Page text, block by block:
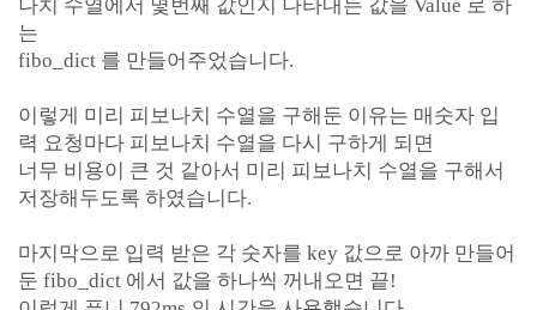
나치 수열에서 몇번째 값인지 나타내는 값을 Value 로 하
는
fibo_dict 를 만들어주었습니다.
이렇게 미리 피보나치 수열을 구해둔 이유는 매숫자 입
력 요청마다 피보나치 수열을 다시 구하게 되면
너무 비용이 큰 것 같아서 미리 피보나치 수열을 구해서
저장해두도록 하였습니다.
마지막으로 입력 받은 각 숫자를 key 값으로 아까 만들어
둔 fibo_dict 에서 값을 하나씩 꺼내오면 끝!